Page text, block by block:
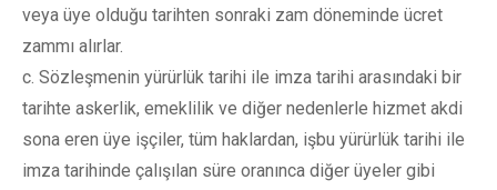
veya üye olduğu tarihten sonraki zam döneminde ücret
zammı alırlar.
c. Sözleşmenin yürürlük tarihi ile imza tarihi arasındaki bir
tarihte askerlik, emeklilik ve diğer nedenlerle hizmet akdi
sona eren üye işçiler, tüm haklardan, işbu yürürlük tarihi ile
imza tarihinde çalışılan süre oranınca diğer üyeler gibi